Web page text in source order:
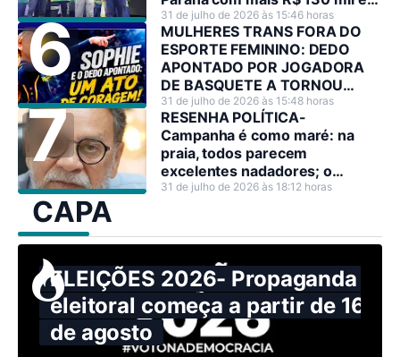
premiações
31 de julho de 2026 às 15:46 horas
MULHERES TRANS FORA DO
ESPORTE FEMININO: DEDO
APONTADO POR JOGADORA
DE BASQUETE A TORNOU
HEROÍNA NO SEU PAÍS
31 de julho de 2026 às 15:48 horas
RESENHA POLÍTICA-
Campanha é como maré: na
praia, todos parecem
excelentes nadadores; o
problema surge quando o mar
31 de julho de 2026 às 18:12 horas
CAPA
ELEIÇÕES 2026- Propaganda
eleitoral começa a partir de 16
de agosto